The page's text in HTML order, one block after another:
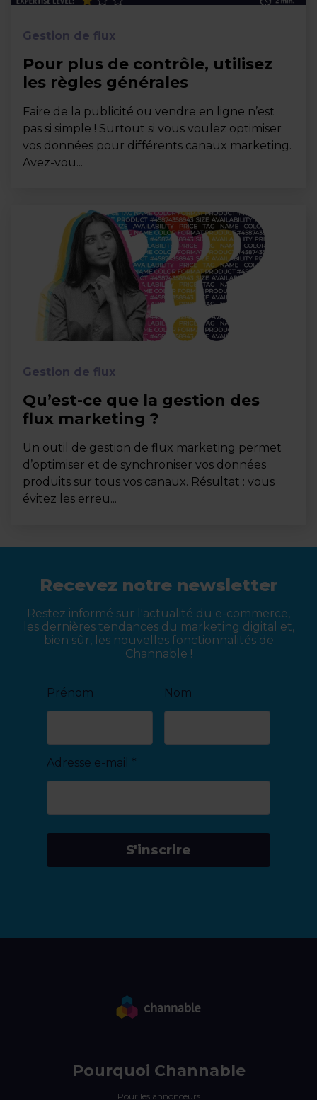
Gestion de flux
Pour plus de contrôle, utilisez
les règles générales
Faire de la publicité ou vendre en ligne n’est
pas si simple ! Surtout si vous voulez optimiser
vos données pour différents canaux marketing.
Avez-vou...
Gestion de flux
Qu’est-ce que la gestion des
flux marketing ?
Un outil de gestion de flux marketing permet
d’optimiser et de synchroniser vos données
produits sur tous vos canaux. Résultat : vous
évitez les erreu...
Recevez notre newsletter
Restez informé sur l'actualité du e-commerce,
les dernières tendances du marketing digital et,
bien sûr, les nouvelles fonctionnalités de
Channable !
Prénom Nom
Adresse e-mail *
S'inscrire
Pourquoi Channable
Pour les annonceurs